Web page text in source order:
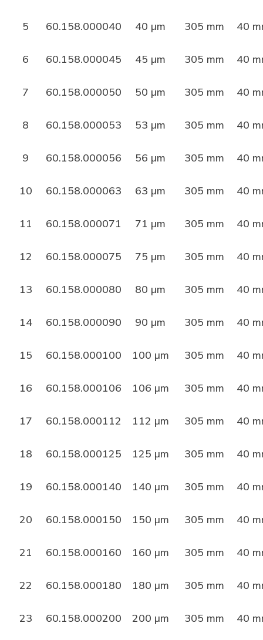
5 60.158.000040 40 µm 305 mm 40
6 60.158.000045 45 µm 305 mm 40
7 60.158.000050 50 µm 305 mm 40
8 60.158.000053 53 µm 305 mm 40
9 60.158.000056 56 µm 305 mm 40
10 60.158.000063 63 µm 305 mm 40
11 60.158.000071 71 µm 305 mm 40
12 60.158.000075 75 µm 305 mm 40
13 60.158.000080 80 µm 305 mm 40
14 60.158.000090 90 µm 305 mm 40
15 60.158.000100 100 µm 305 mm 40
16 60.158.000106 106 µm 305 mm 40
17 60.158.000112 112 µm 305 mm 40
18 60.158.000125 125 µm 305 mm 40
19 60.158.000140 140 µm 305 mm 40
20 60.158.000150 150 µm 305 mm 40
21 60.158.000160 160 µm 305 mm 40
22 60.158.000180 180 µm 305 mm 40
23 60.158.000200 200 µm 305 mm 40